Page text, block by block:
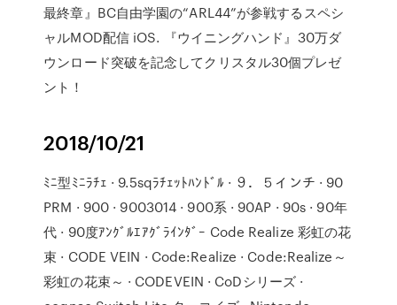
最終章』BC自由学園の“ARL44”が参戦するスペシ
ャルMOD配信 iOS. 『ウイニングハンド』30万ダ
ウンロード突破を記念してクリスタル30個プレゼ
ント！
2018/10/21
ﾐﾆ型ﾐﾆﾗﾁｪ · 9.5sqﾗﾁｪｯﾄﾊﾝﾄﾞﾙ · ９．５インチ · 90
PRM · 900 · 9003014 · 900系 · 90AP · 90s · 90年
代 · 90度ｱﾝｸﾞﾙｴｱｸﾞﾗｲﾝﾀﾞｰ Code Realize 彩虹の花
束 · CODE VEIN · Code:Realize · Code:Realize～
彩虹の花束～ · CODEVEIN · CoDシリーズ ·